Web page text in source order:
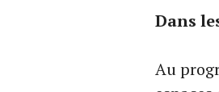
Dans
Au